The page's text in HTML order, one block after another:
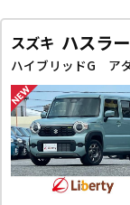
スズキ ハスラー